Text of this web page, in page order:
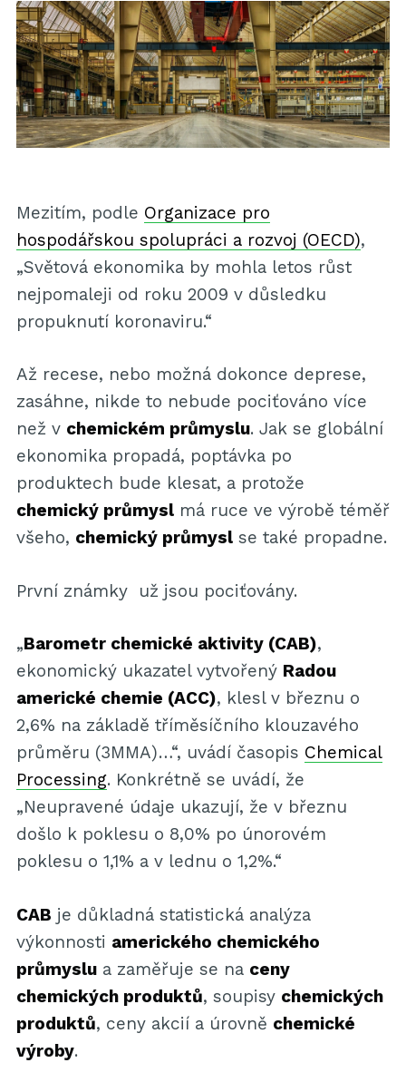
Mezitím, podle Organizace pro
hospodářskou spolupráci a rozvoj (OECD),
„Světová ekonomika by mohla letos růst
nejpomaleji od roku 2009 v důsledku
propuknutí koronaviru.“
Až recese, nebo možná dokonce deprese,
zasáhne, nikde to nebude pociťováno více
než v chemickém průmyslu. Jak se globální
ekonomika propadá, poptávka po
produktech bude klesat, a protože
chemický průmyslmá ruce ve výrobě téměř
všeho, chemický průmyslse také propadne.
První známky už jsou pociťovány.
„Barometr chemické aktivity (CAB),
ekonomický ukazatel vytvořený Radou
americké chemie (ACC), klesl v březnu o
2,6% na základě tříměsíčního klouzavého
průměru (3MMA)…“, uvádí časopis Chemical
Processing. Konkrétně se uvádí, že
„Neupravené údaje ukazují, že v březnu
došlo k poklesu o 8,0% po únorovém
poklesu o 1,1% a v lednu o 1,2%.“
CAB je důkladná statistická analýza
výkonnosti amerického chemického
průmyslua zaměřuje se na ceny
chemických produktů, soupisy chemických
produktů, ceny akcií a úrovně chemické
výroby.